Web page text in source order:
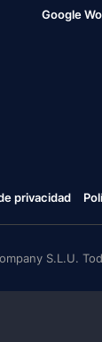
Google
privacidad
S.L.U.